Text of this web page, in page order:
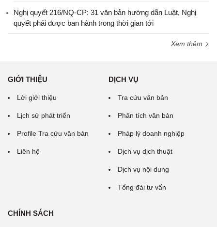
Nghị quyết 216/NQ-CP: 31 văn bản hướng dẫn Luật, Nghị
quyết phải được ban hành trong thời gian tới
Xem thêm
GIỚI THIỆU
Lời giới thiệu
Lịch sử phát triển
Profile Tra cứu văn bản
Liên hệ
DỊCH VỤ
Tra cứu văn bản
Phân tích văn bản
Pháp lý doanh nghiệp
Dịch vụ dịch thuật
Dịch vụ nội dung
Tổng đài tư vấn
CHÍNH SÁCH